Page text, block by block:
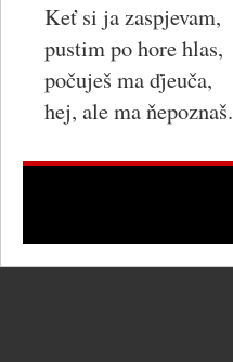
Keť si ja zaspjevam,
pustim po hore hlas,
počuješ ma ďjeuča,
hej, ale ma ňepoznaš.